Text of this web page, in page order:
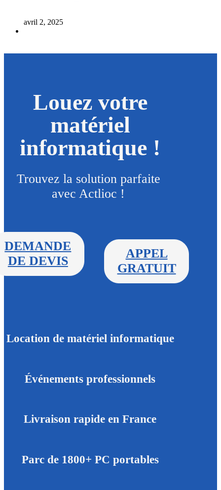
avril 2, 2025
Louez votre
matériel
informatique !
Trouvez la solution parfaite
avec Actlioc !
DEMANDE
DE DEVIS
APPEL
GRATUIT
Location de matériel informatique
Événements professionnels
Livraison rapide en France
Parc de 1800+ PC portables